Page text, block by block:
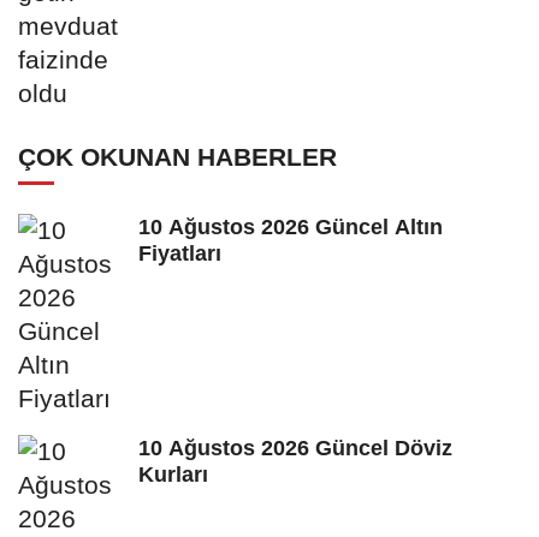
ÇOK OKUNAN HABERLER
10 Ağustos 2026 Güncel Altın
Fiyatları
10 Ağustos 2026 Güncel Döviz
Kurları